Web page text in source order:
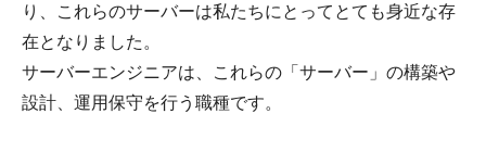
り、これらのサーバーは私たちにとってとても身近な存
在となりました。
サーバーエンジニアは、これらの「サーバー」の構築や
設計、運用保守を行う職種です。